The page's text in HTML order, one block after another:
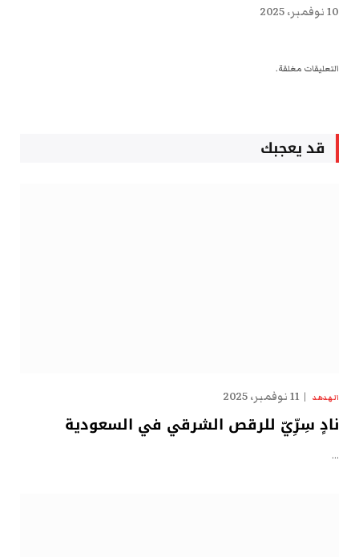
10 نوفمبر، 2025
التعليقات مغلقة.
قد يعجبك
الهدهد 11 نوفمبر، 2025
نادٍ سِرِّيّ للرقص الشرقي في السعودية
…